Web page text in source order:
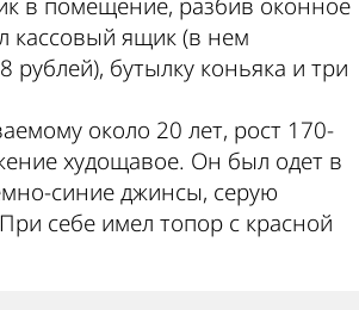
кассовый ящик (в нем
рублей), бутылку коньяка и три
около 20 лет, рост 170-
худощавое. Он был одет в
синие джинсы, серую
себе имел топор с красной